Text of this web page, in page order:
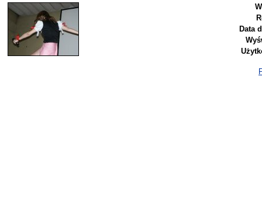
Data